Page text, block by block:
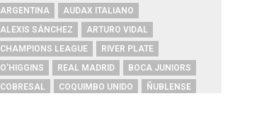
ARGENTINA
AUDAX ITALIANO
ALEXIS SÁNCHEZ
ARTURO VIDAL
CHAMPIONS LEAGUE
RIVER PLATE
O'HIGGINS
REAL MADRID
BOCA JUNIORS
COBRESAL
COQUIMBO UNIDO
ÑUBLENSE